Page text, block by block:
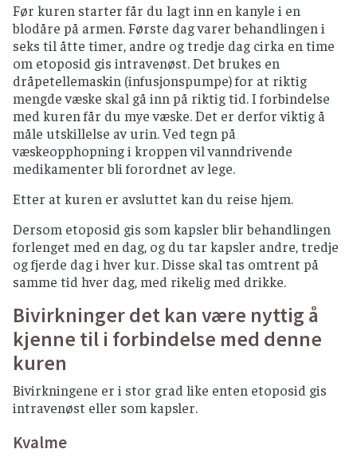
Før kuren starter får du lagt inn en kanyle i en
blodåre på armen. Første dag varer behandlingen i
seks til åtte timer, andre og tredje dag cirka en time
om etoposid gis intravenøst. Det brukes en
dråpetellemaskin (infusjonspumpe) for at riktig
mengde væske skal gå inn på riktig tid. I forbindelse
med kuren får du mye væske. Det er derfor viktig å
måle utskillelse av urin. Ved tegn på
væskeopphopning i kroppen vil vanndrivende
medikamenter bli forordnet av lege.
Etter at kuren er avsluttet kan du reise hjem.
Dersom etoposid gis som kapsler blir behandlingen
forlenget med en dag, og du tar kapsler andre, tredje
og fjerde dag i hver kur. Disse skal tas omtrent på
samme tid hver dag, med rikelig med drikke.
Bivirkninger det kan være nyttig å
kjenne til i forbindelse med denne
kuren
Bivirkningene er i stor grad like enten etoposid gis
intravenøst eller som kapsler.
Kvalme